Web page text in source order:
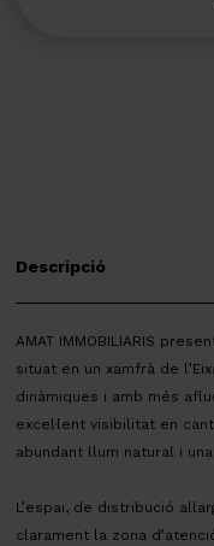
Descripció
AMAT IMMOBILIARIS
situat en un xamfrà de
dinàmiques i amb més
excel·lent visibilitat en
abundant llum natural i
L’espai, de distribució
clarament la zona